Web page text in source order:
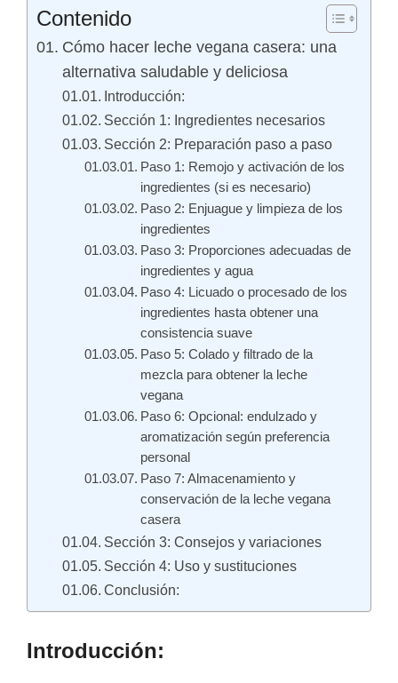
Contenido
Cómo hacer leche vegana casera: una
alternativa saludable y deliciosa
Introducción:
Sección 1: Ingredientes necesarios
Sección 2: Preparación paso a paso
Paso 1: Remojo y activación de los
ingredientes (si es necesario)
Paso 2: Enjuague y limpieza de los
ingredientes
Paso 3: Proporciones adecuadas de
ingredientes y agua
Paso 4: Licuado o procesado de los
ingredientes hasta obtener una
consistencia suave
Paso 5: Colado y filtrado de la
mezcla para obtener la leche
vegana
Paso 6: Opcional: endulzado y
aromatización según preferencia
personal
Paso 7: Almacenamiento y
conservación de la leche vegana
casera
Sección 3: Consejos y variaciones
Sección 4: Uso y sustituciones
Conclusión:
Introducción: